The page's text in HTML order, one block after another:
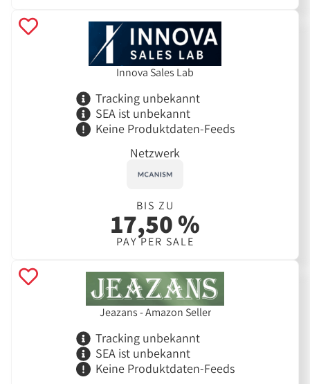
Innova Sales Lab
Tracking unbekannt
SEA ist unbekannt
Keine Produktdaten-Feeds
Netzwerk
BIS ZU
17,50 %
PAY PER SALE
Jeazans - Amazon Seller
Tracking unbekannt
SEA ist unbekannt
Keine Produktdaten-Feeds